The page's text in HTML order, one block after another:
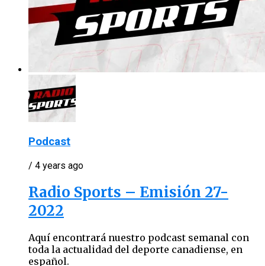
Podcast
/ 4 years ago
Radio Sports – Emisión 27-
2022
Aquí encontrará nuestro podcast semanal con
toda la actualidad del deporte canadiense, en
español.